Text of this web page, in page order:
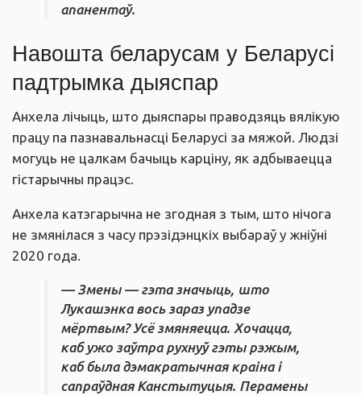
апанентаў.
Навошта беларусам у Беларусі
падтрымка дыяспар
Анхела лічыць, што дыяспары праводзяць вялікую
працу па пазнавальнасці Беларусі за мяжой. Людзі
могуць не цалкам бачыць карціну, як адбываецца
гістарычны працэс.
Анхела катэгарычна не згодная з тым, што нічога
не змянілася з часу прэзідэнцкіх выбараў у жніўні
2020 года.
— Змены — гэта значыць, што
Лукашэнка вось зараз упадзе
мёртвым? Усё змяняецца. Хочацца,
каб ужо заўтра рухнуў гэты рэжым,
каб была дэмакратычная краіна і
сапраўдная Канстытуцыя. Перамены